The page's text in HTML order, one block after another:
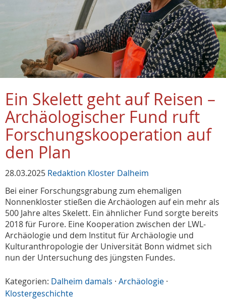
Ein Skelett geht auf Reisen –
Archäologischer Fund ruft
Forschungskooperation auf
den Plan
28.03.2025 Redaktion Kloster Dalheim
Bei einer Forschungsgrabung zum ehemaligen
Nonnenkloster stießen die Archäologen auf ein mehr als
500 Jahre altes Skelett. Ein ähnlicher Fund sorgte bereits
2018 für Furore. Eine Kooperation zwischen der LWL-
Archäologie und dem Institut für Archäologie und
Kulturanthropologie der Universität Bonn widmet sich
nun der Untersuchung des jüngsten Fundes.
Kategorien: Dalheim damals · Archäologie ·
Klostergeschichte